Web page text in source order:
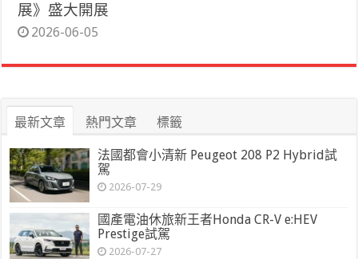
展》盛大開展
2026-06-05
最新文章 熱門文章 標籤
法國都會小清新 Peugeot 208 P2 Hybrid試
駕
2026-07-29
國產電油休旅新王者Honda CR-V e:HEV
Prestige試駕
2026-07-27